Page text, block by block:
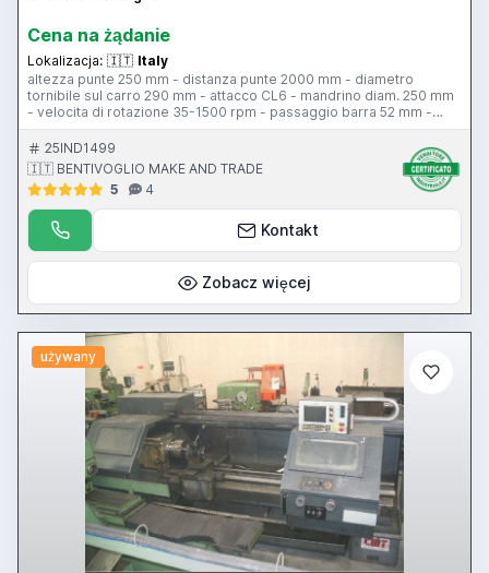
Cena na żądanie
Lokalizacja: 🇮🇹 Italy
altezza punte 250 mm - distanza punte 2000 mm - diametro
tornibile sul carro 290 mm - attacco CL6 - mandrino diam. 250 mm
- velocita di rotazione 35-1500 rpm - passaggio barra 52 mm -
torretta tipo C - larghezza bancale 330 mm - contropunta - attacco
contropunta cm 5 - protezione antinfortunistica
25IND1499
🇮🇹 BENTIVOGLIO MAKE AND TRADE
5
4
Kontakt
Zobacz więcej
używany